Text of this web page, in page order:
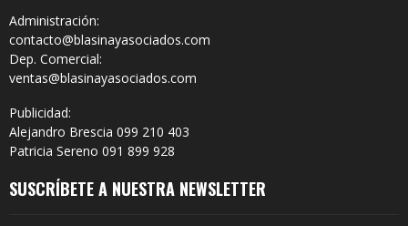
Administración:
contacto@blasinayasociados.com
Dep. Comercial:
ventas@blasinayasociados.com
Publicidad:
Alejandro Brescia 099 210 403
Patricia Sereno 091 899 928
SUSCRÍBETE A NUESTRA NEWSLETTER